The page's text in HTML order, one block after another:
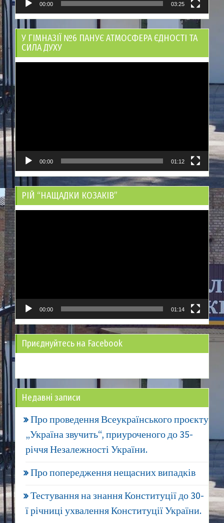
00:00 03:25
У ГІМНАЗІЇ №6 ПАНУЄ АТМОСФЕРА ЄДНОСТІ ТА
СИЛА ДУХУ
00:00 01:12
РІЙ “НАЩАДКИ КОЗАКІВ”
00:00 01:14
Приєднуйтесь на Facebook
Недавні записи
Про проведення Всеукраїнського проєкту
„Україна звучить“, приуроченого до 35-
річчя Незалежності України.
Про попередження нещасних випадків
Тестування на знання Конституції до 30-
ї річниці ухвалення Конституції України.